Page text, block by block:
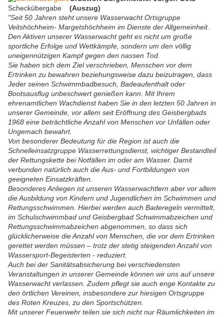
Scheckübergabe
(Auszug)
"Seit 50 Jahren steht unsere Wasserwacht Ortsgruppe
Veitshöchheim- Margetshöchheim im Dienste der Allgemeinheit.
Den Aktiven unserer Wasserwacht geht es nicht um große
sportliche Erfolge und Wettkämpfe, sondern um den völlig
uneigennützigen Kampf gegen den nassen Tod.
Sie haben sich dem Ziel verschrieben, Menschen vor dem
Ertrinken zu bewahren beziehungsweise dazu beizutragen, dass
Jeder seinen Schwimmbadbesuch, Badeaufenthalt oder
Bootsausflug unbeschwert genießen kann. Mit Ihrem
ehrenamtlichen Wachdienst haben Sie in den letzten 50 Jahren in
unserer Gemeinde, vor allem seit Eröffnung des Geisbergbads
1968 eine beträchtliche Anzahl von Menschen vor Unfällen oder
Ungemach bewahrt.
Von besonderer Bedeutung für die Region ist auch die
Schnelleinsatzgruppe Wasserrettungsdienst, wichtiger Bestandteil
der Rettungskette bei Notfällen im oder am Wasser. Damit
verbunden natürlich auch die Aus- und Fortbildungen von
geeigneten Einsatzkräften.
Besonderes Anliegen ist unseren Wasserwachtlern aber vor allem
die Ausbildung von Kindern und Jugendlichen im Schwimmen und
Rettungsschwimmen. Hierbei werden auch Baderegeln vermittelt,
im Schulschwimmbad und Geisbergbad Schwimmabzeichen und
Rettungsschwimmabzeichen abgenommen, so dass sich
glücklicherweise die Anzahl von Menschen, die vor dem Ertrinken
gerettet werden müssen – trotz der stetig steigenden Anzahl von
Wassersport-Begeisterten - reduziert.
Auch bei der Sanitätsabsicherung bei verschiedensten
Veranstaltungen in unserer Gemeinde können wir uns auf unsere
Wasserwacht verlassen. Zudem pflegt sie auch enge Kontakte zu
den örtlichen Vereinen, insbesondere zur hiesigen Ortsgruppe
des Roten Kreuzes, zu den Sportschützen.
Mit unserer Feuerwehr teilen sie sich nicht nur Räumlichkeiten im